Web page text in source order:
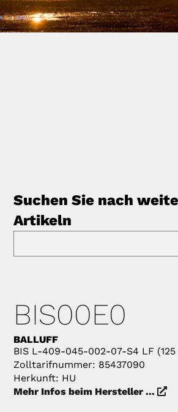
Suchen Sie nach
Artikeln
BIS00E0
BALLUFF
BIS L-409-045-002-07-S4 LF (125
Zolltarifnummer: 85437090
Herkunft: HU
Mehr Infos beim Hersteller ...